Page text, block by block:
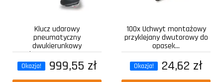
Klucz udarowy
pneumatyczny
dwukierunkowy
kompozytowy z...
Okazja! 999,55 zł
100x Uchwyt montażowy
przyklejany dwutorowy do
opasek...
Okazja! 24,62 zł